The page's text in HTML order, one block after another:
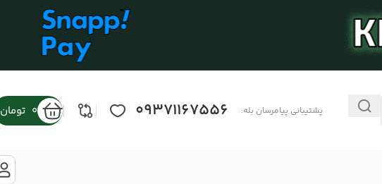
پشتیبانی پیامرسان بله: 09371167556
0 تومان